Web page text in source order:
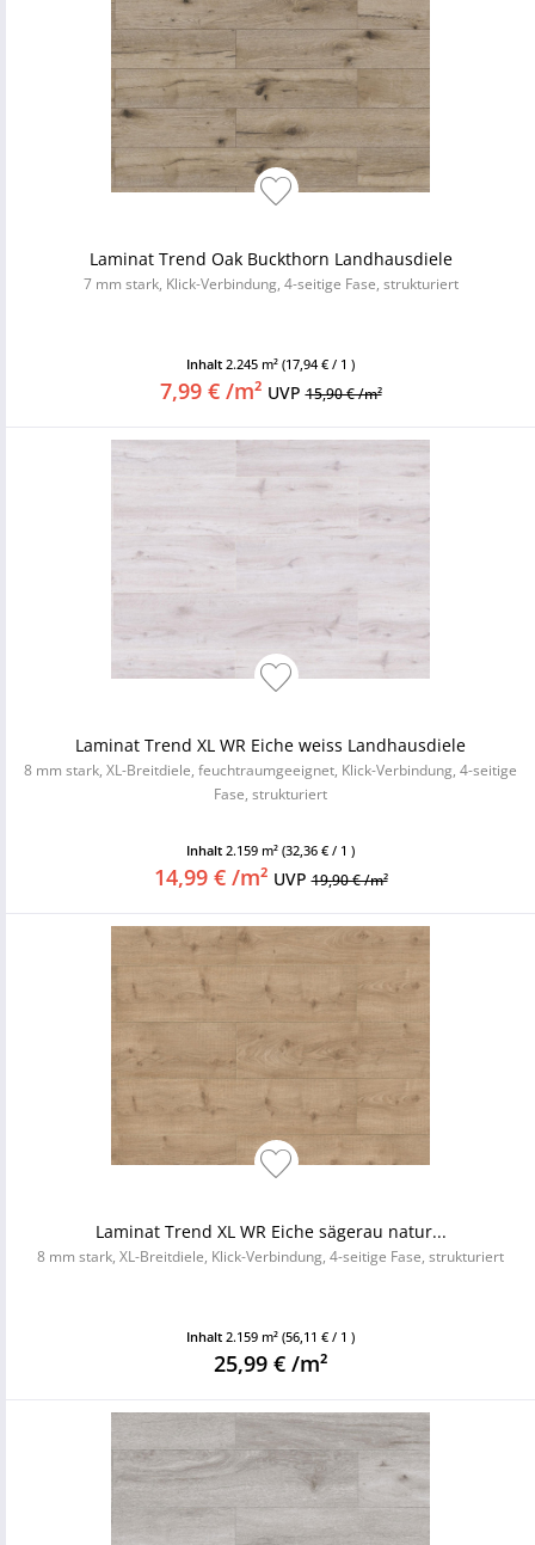
Laminat Trend Oak Buckthorn Landhausdiele
7 mm stark, Klick-Verbindung, 4-seitige Fase, strukturiert
Inhalt 2.245 m² (17,94 € / 1 )
7,99 € /m² UVP15,90 € /m²
Laminat Trend XL WR Eiche weiss Landhausdiele
8 mm stark, XL-Breitdiele, feuchtraumgeeignet, Klick-Verbindung, 4-seitige
Fase, strukturiert
Inhalt 2.159 m² (32,36 € / 1 )
14,99 € /m² UVP19,90 € /m²
Laminat Trend XL WR Eiche sägerau natur...
8 mm stark, XL-Breitdiele, Klick-Verbindung, 4-seitige Fase, strukturiert
Inhalt 2.159 m² (56,11 € / 1 )
25,99 € /m²